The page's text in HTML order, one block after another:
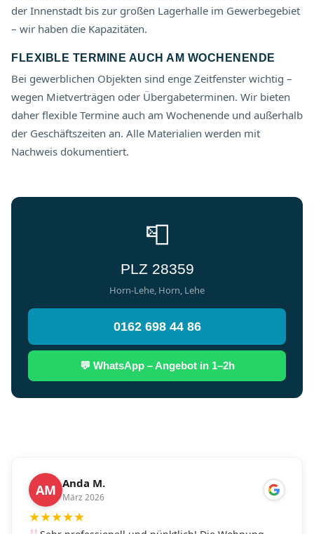
der Innenstadt bis zur großen Lagerhalle im Gewerbegebiet
– wir haben die Kapazitäten.
FLEXIBLE TERMINE AUCH AM WOCHENENDE
Bei gewerblichen Objekten sind enge Zeitfenster wichtig –
wegen Mietverträgen oder Übergabeterminen. Wir bieten
daher flexible Termine auch am Wochenende und außerhalb
der Geschäftszeiten an. Alle Materialien werden mit
Nachweis dokumentiert.
📮
PLZ 28359
Horn-Lehe, Horn, Lehe
0162 698 44 86
💬 WhatsApp – Angebot in 1–2h
AM Anda M.
März 2026
★★★★★